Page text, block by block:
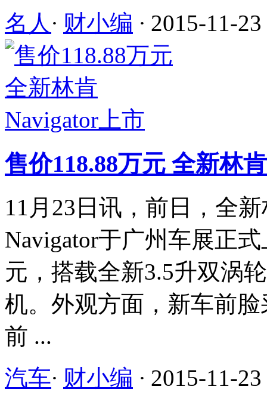
名人 · 财小编 · 2015-11-
售价118.88万元 全新林
11月23日讯，前日，全
Navigator于广州车展正
元，搭载全新3.5升双涡
机。外观方面，新车前
前 ...
汽车· 财小编 · 2015-11-